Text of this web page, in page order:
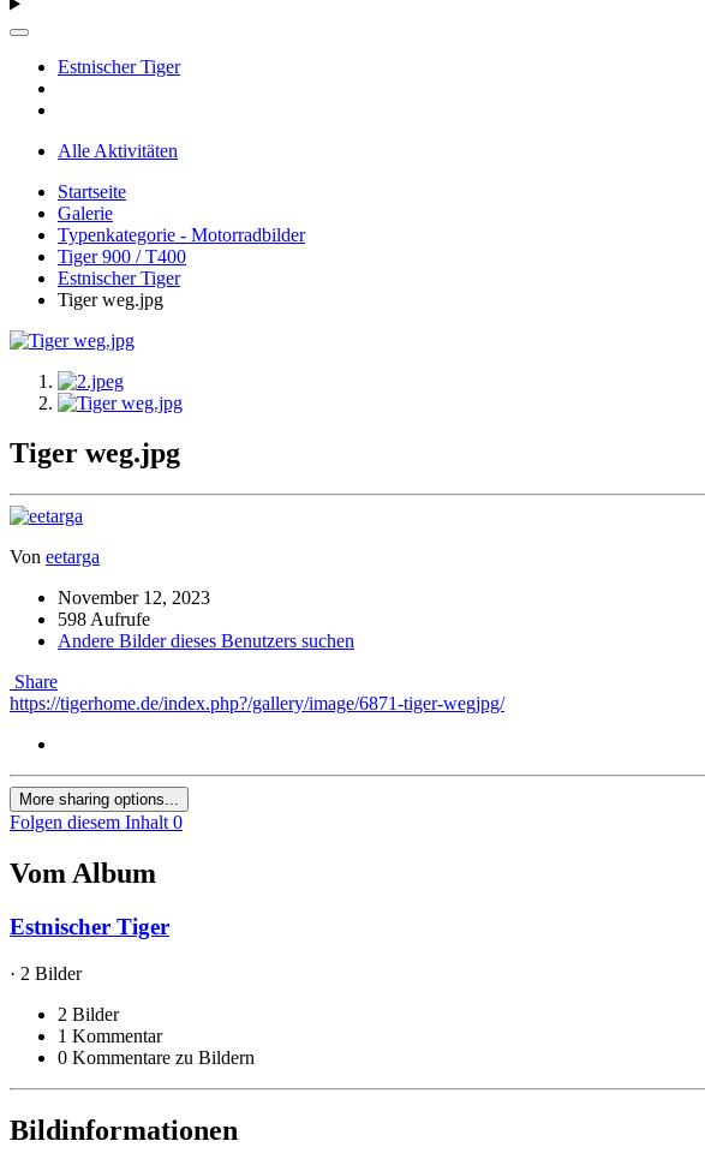
Estnischer Tiger
Alle Aktivitäten
Startseite
Galerie
Typenkategorie - Motorradbilder
Tiger 900 / T400
Estnischer Tiger
Tiger weg.jpg
Tiger weg.jpg
Von eetarga
November 12, 2023
598 Aufrufe
Andere Bilder dieses Benutzers suchen
Share
https://tigerhome.de/index.php?/gallery/image/6871-tiger-wegjpg/
More sharing options...
Folgen diesem Inhalt 0
Vom Album
Estnischer Tiger
· 2 Bilder
2 Bilder
1 Kommentar
0 Kommentare zu Bildern
Bildinformationen